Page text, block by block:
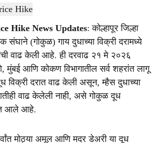
(Agrowon)
Hike News Updates: कोल्हापूर जिल्हा
संघाने (गोकुळ) गाय दुधाच्या विक्री दरामध्ये
वाढ केली आहे. ही दरवाढ २१ मे २०२६
मुंबई आणि कोकण विभागातील सर्व शहरांत लागू
विक्री दरात वाढ केली असून, म्हैस दुधाच्या
वाढ केलेली नाही, असे गोकुळ दूध
आले आहे.
मोठ्या अमूल आणि मदर डेअरी या दूध